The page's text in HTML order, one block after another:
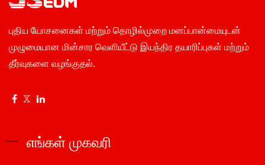
புதிய யோசனைகள் மற்றும் தொழில்முறை மனப்பான்மையுடன்
முழுமையான மின்சார வெளியீட்டு இயந்திர தயாரிப்புகள் மற்றும்
தீர்வுகளை வழங்குதல்.
எங்கள் முகவரி